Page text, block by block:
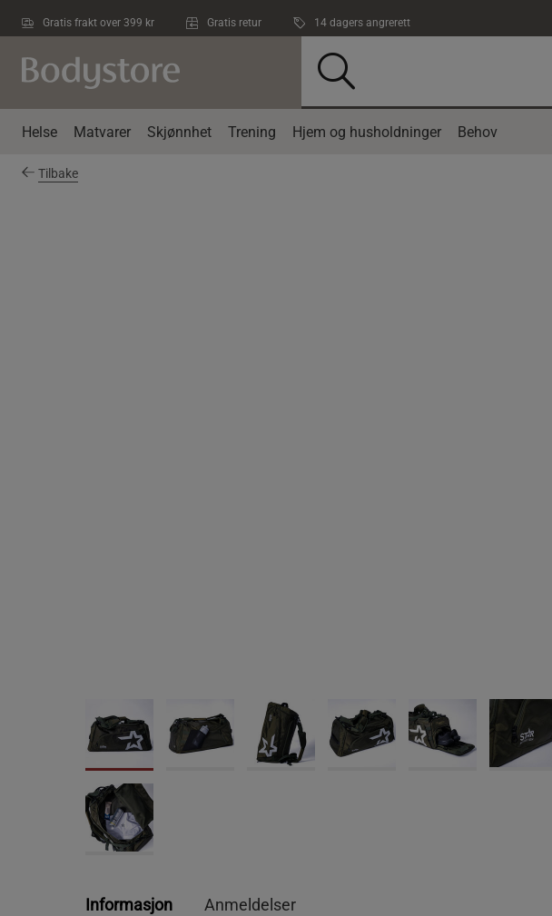
Gratis frakt over 399 kr Gratis retur 14 dagers angrerett
Helse Matvarer Skjønnhet Trening Hjem og husholdninger Behov
Tilbake
Informasjon Anmeldelser